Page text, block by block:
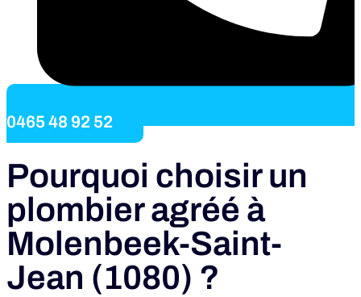
0465 48 92 52
Pourquoi choisir un
plombier agréé à
Molenbeek-Saint-
Jean (1080) ?